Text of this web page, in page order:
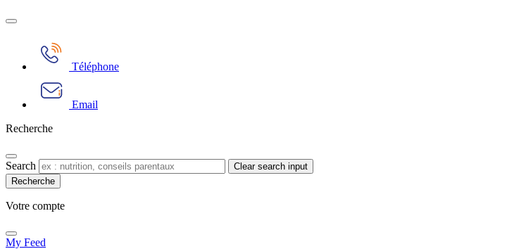
Téléphone
Email
Recherche
Search Clear search input
Votre compte​
My Feed